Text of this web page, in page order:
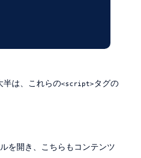
半は、これらの<script>タグの
を開き、こちらもコンテンツ